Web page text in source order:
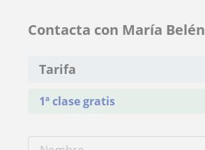
Contacta con María Belén
Tarifa
1ª clase gratis